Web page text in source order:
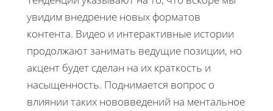
увидим внедрение новых форматов
контента. Видео и интерактивные истории
продолжают занимать ведущие позиции, но
акцент будет сделан на их краткость и
насыщенность. Поднимается вопрос о
влиянии таких нововведений на ментальное